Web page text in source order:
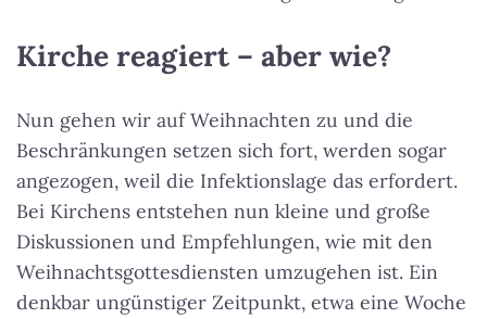
Kirche reagiert – aber wie?
Nun gehen wir auf Weihnachten zu und die
Beschränkungen setzen sich fort, werden sogar
angezogen, weil die Infektionslage das erfordert.
Bei Kirchens entstehen nun kleine und große
Diskussionen und Empfehlungen, wie mit den
Weihnachtsgottesdiensten umzugehen ist. Ein
denkbar ungünstiger Zeitpunkt, etwa eine Woche